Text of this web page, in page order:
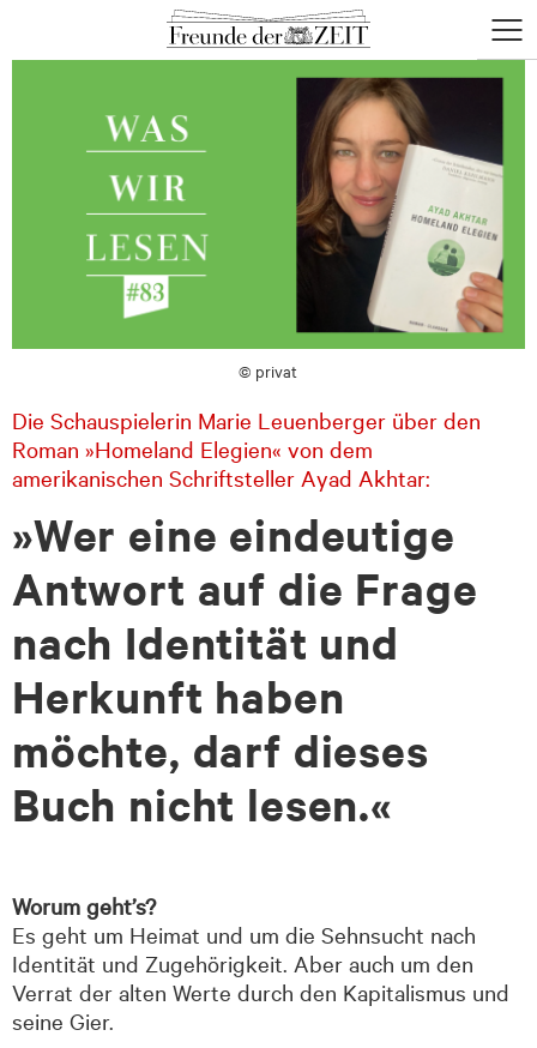
Seiteninhalt
Footer-
Menü
öffnen
© privat
Die Schauspielerin Marie Leuenberger über den
Roman »Homeland Elegien« von dem
amerikanischen Schriftsteller Ayad Akhtar:
»Wer eine eindeutige
Antwort auf die Frage
nach Identität und
Herkunft haben
möchte, darf dieses
Buch nicht lesen.«
Worum geht’s?
Es geht um Heimat und um die Sehnsucht nach
Identität und Zugehörigkeit. Aber auch um den
Verrat der alten Werte durch den Kapitalismus und
seine Gier.